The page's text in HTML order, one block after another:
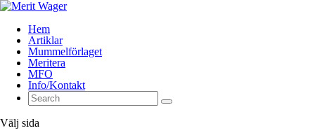
Hem
Artiklar
Mummelförlaget
Meritera
MFO
Info/Kontakt
Välj sida